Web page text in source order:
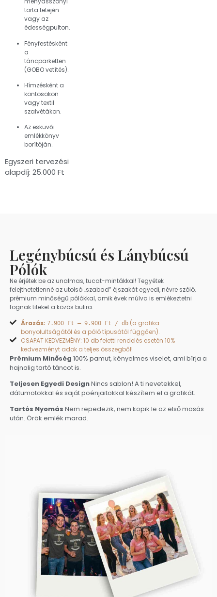
torta tetején
vagy az
édességpulton.
Fényfestésként
a
táncparketten
(GOBO vetítés).
Hímzésként a
köntösökön
vagy textil
szalvétákon.
Az esküvői
emlékkönyv
borítóján.
Egyszeri tervezési
alapdíj: 25.000 Ft
Legénybúcsú és Lánybúcsú
Pólók
Ne érjétek be az unalmas, tucat-mintákkal! Tegyétek
felejthetetlenné az utolsó „szabad” éjszakát egyedi, névre szóló,
prémium minőségű pólókkal, amik évek múlva is emlékeztetni
fognak titeket a közös bulira.
Árazás: 7.900 Ft – 9.900 Ft / db(a grafika
bonyolultságától és a póló típusától függően).
CSAPAT KEDVEZMÉNY: 10 db feletti rendelés esetén 10%
kedvezményt adok a teljes összegből!
Prémium Minőség 100% pamut, kényelmes viselet, ami bírja a
hajnalig tartó táncot is.
Teljesen Egyedi DesignNincs sablon! A ti nevetekkel,
dátumotokkal és saját poénjaitokkal készítem el a grafikát.
Tartós Nyomás Nem repedezik, nem kopik le az első mosás
után. Örök emlék marad.